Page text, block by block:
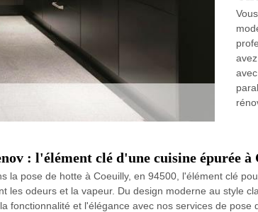
: l'élément clé d'une cuisine épurée à
la pose de hotte à Coeuilly, en 94500, l'élément clé
les odeurs et la vapeur. Du design moderne au style
fonctionnalité et l'élégance avec nos services de